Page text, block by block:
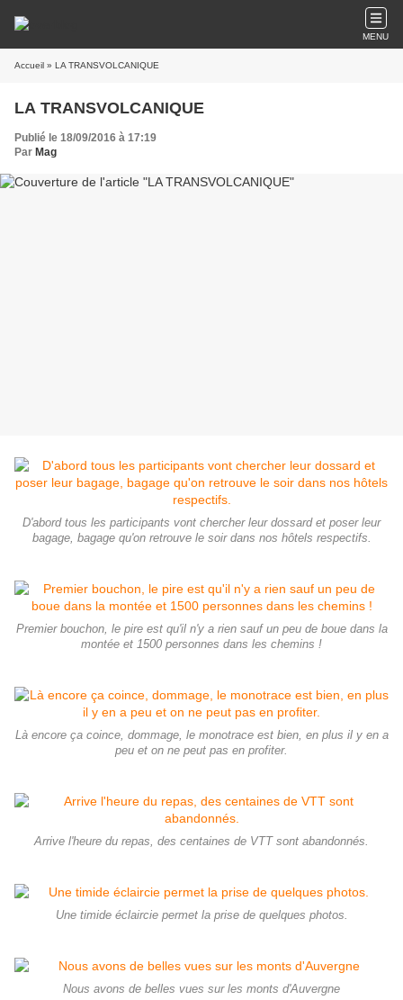
MENU
Accueil » LA TRANSVOLCANIQUE
LA TRANSVOLCANIQUE
Publié le 18/09/2016 à 17:19
Par Mag
D'abord tous les participants vont chercher leur dossard et poser leur
bagage, bagage qu'on retrouve le soir dans nos hôtels respectifs.
Premier bouchon, le pire est qu'il n'y a rien sauf un peu de boue dans la
montée et 1500 personnes dans les chemins !
Là encore ça coince, dommage, le monotrace est bien, en plus il y en a
peu et on ne peut pas en profiter.
Arrive l'heure du repas, des centaines de VTT sont abandonnés.
Une timide éclaircie permet la prise de quelques photos.
Nous avons de belles vues sur les monts d'Auvergne